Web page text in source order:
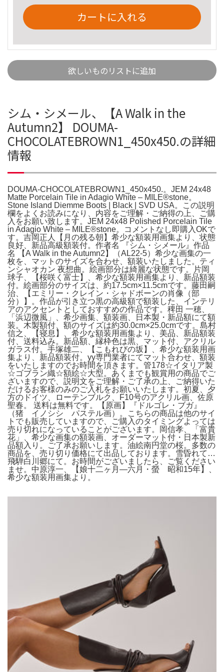
カートに入れる
欲しいものリストに追加
シム・シメール、【A Walk in the
Autumn2】 DOUMA-
CHOCOLATEBROWN1_450x450.の詳細
情報
DOUMA-CHOCOLATEBROWN1_450x450.。JEM 24x48
Matte Porcelain Tile in Adagio White – MILE®stone。
Stone Island Diemme Boots | Black | SVD USA。この説明
欄をよくお読みになり、内容をご理解・ご納得の上、ご購
入をお願い致します。JEM 24x48 Polished Porcelain Tile
in Adagio White – MILE®stone。コメントなし即購入OKで
す。吉岡正人【月の残る朝】希少な額装用画集より、状態
良好、新品高級額装付。作者名 『シム・シメール』作品
名 【A Walk in the Autumn2】（AL22-5）希少な画集の一
枚を、マットのサイズを合わせ、額装いたしました。ティ
ンシャオカン 夜想曲。絵画部分は綺麗な状態です。片岡
球子、【桜咲く富士】、希少な額装用画集より、新品額装
付。絵画部分のサイズは、約17.5cm×11.5cmです。藤田嗣
治、【エミリー・クレイン・シャドボーンの肖像（部
分）】。作品が引き立つ黒の高級額で額装した、インテリ
アのアクセントとしておすすめの作品です。稗田 一穂、
「浜辺微風」、希少画集、額装画、日本製・新品額にて額
装。木製額付、額のサイズは約30.0cm×25.0cmです。島村
信之、【寝息】、希少な額装用画集より、美品、新品額装
付、送料込み。新品額、縁枠色は黒、マット付、アクリル
ガラス付。手塚雄二、【こもれびの坂】、希少な額装用画
集より、新品額装付。yy専門業者にてマット合わせ、額装
をいたしますのでお時間を頂きます。管178☆イタリア製
☆ゴブラン織☆額絵☆大型。あくまでも観賞用の商品でご
ざいますので、説明文をご理解・ご了承の上、ご納得いた
だけるお客様のみのご入札をお願いいたします。初夏、夕
方のドイツ、ローテンブルク、F10号のアクリル画、佐原
聖春。 送料は無料です。【原画】『ドルゴレ・ブガ』
（猪 イノシシ パステル画）。こちらの商品は他のサイ
トでも販売していますので、ご購入のタイミングよっては
売り切れになっていることがございます。岡信孝、「富貴
花」、希少な画集の額装画、オーダーマット付・日本製新
品額入り。ご了承お願いします。油絵南円堂の桜。多数の
商品を、売り切り価格にて出品しております。雪昏れて…
飛騨白川郷にて。お時間がございましたら、ご覧ください
ませ。中原淳一、【娘十二ヶ月―六月・螢 昭和15年】、
希少な額装用画集より。